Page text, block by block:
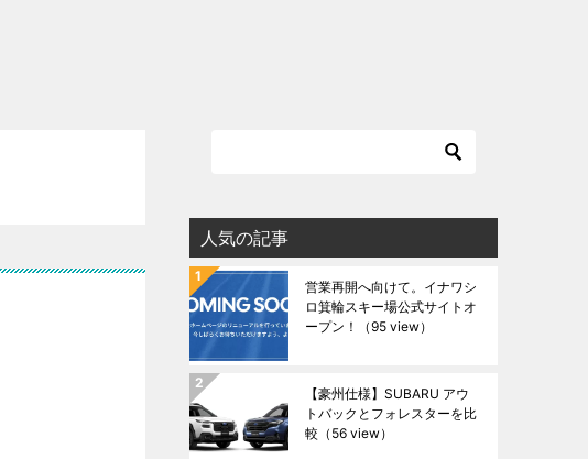
人気の記事
営業再開へ向けて。イナワシ
ロ箕輪スキー場公式サイトオ
ープン！
（95 view）
【豪州仕様】SUBARU アウ
トバックとフォレスターを比
較 （56 view）